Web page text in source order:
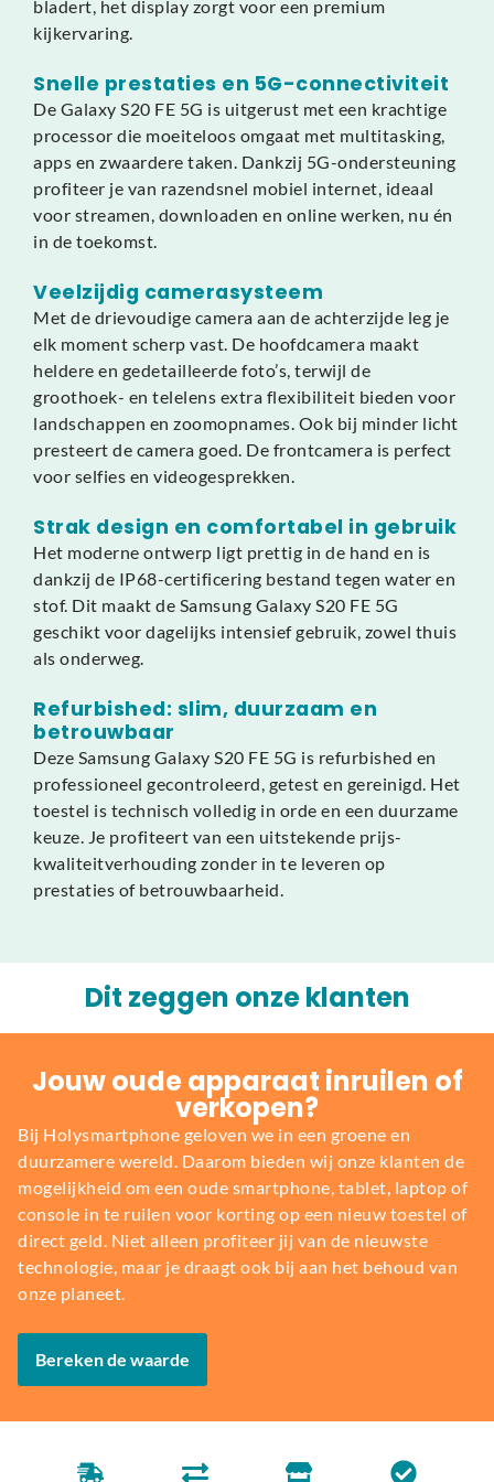
bladert, het display zorgt voor een premium
kijkervaring.
Snelle prestaties en 5G-connectiviteit
De Galaxy S20 FE 5G is uitgerust met een krachtige
processor die moeiteloos omgaat met multitasking,
apps en zwaardere taken. Dankzij 5G-ondersteuning
profiteer je van razendsnel mobiel internet, ideaal
voor streamen, downloaden en online werken, nu én
in de toekomst.
Veelzijdig camerasysteem
Met de drievoudige camera aan de achterzijde leg je
elk moment scherp vast. De hoofdcamera maakt
heldere en gedetailleerde foto’s, terwijl de
groothoek- en telelens extra flexibiliteit bieden voor
landschappen en zoomopnames. Ook bij minder licht
presteert de camera goed. De frontcamera is perfect
voor selfies en videogesprekken.
Strak design en comfortabel in gebruik
Het moderne ontwerp ligt prettig in de hand en is
dankzij de IP68-certificering bestand tegen water en
stof. Dit maakt de Samsung Galaxy S20 FE 5G
geschikt voor dagelijks intensief gebruik, zowel thuis
als onderweg.
Refurbished: slim, duurzaam en
betrouwbaar
Deze Samsung Galaxy S20 FE 5G is refurbished en
professioneel gecontroleerd, getest en gereinigd. Het
toestel is technisch volledig in orde en een duurzame
keuze. Je profiteert van een uitstekende prijs-
kwaliteitverhouding zonder in te leveren op
prestaties of betrouwbaarheid.
Dit zeggen onze klanten
Jouw oude apparaat inruilen of
verkopen?
Bij Holysmartphone geloven we in een groene en
duurzamere wereld. Daarom bieden wij onze klanten de
mogelijkheid om een oude smartphone, tablet, laptop of
console in te ruilen voor korting op een nieuw toestel of
direct geld. Niet alleen profiteer jij van de nieuwste
technologie, maar je draagt ook bij aan het behoud van
onze planeet.
Bereken de waarde